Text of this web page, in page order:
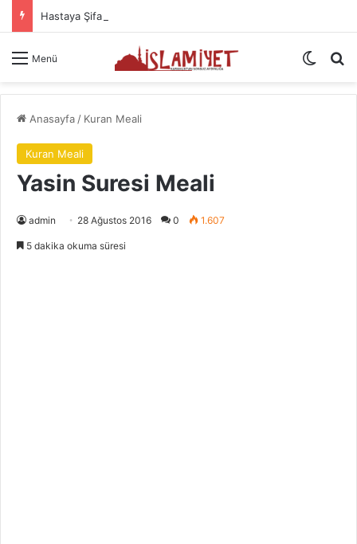
Hastaya Şifa İçin Okunacak Dualar
Menü Dış
Anasayfa/ Kuran Meali
Kuran Meali
Yasin Suresi Meali
admin 28 Ağustos 2016 0 1.607
5 dakika okuma süresi